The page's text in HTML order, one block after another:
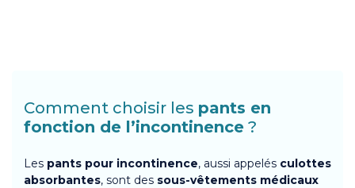
Comment choisir les pants en
fonction de l’incontinence ?
Les pants pour incontinence, aussi appelés culottes
absorbantes, sont des sous-vêtements médicaux